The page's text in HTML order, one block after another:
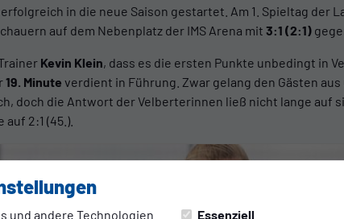
und andere Technologien
Essenziell
erfolgreich in die neue Saison gestartet. Am 1. Spieltag der
auf dem Nebenplatz der IMS Arena mit 3:1 (2:1)
Kevin Klein, dass es die ersten Punkte unbedingt in
19. Minute verdient in Führung. Zwar gelang den Gästen aus
doch die Antwort der Velberterinnen ließ nicht lange auf
2:1 (45.).